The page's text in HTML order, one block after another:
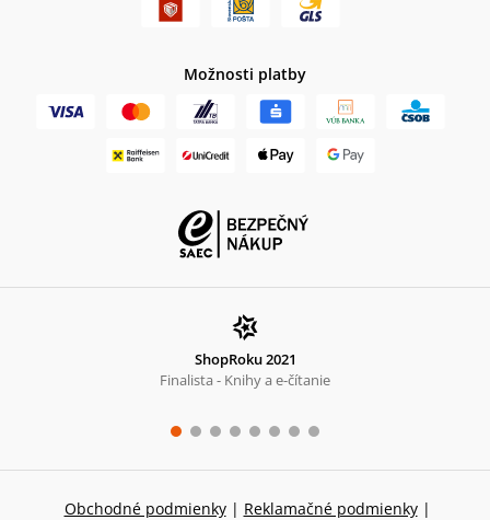
Možnosti platby
ShopRoku 2021
Finalista - Knihy a e-čítanie
Obchodné podmienky | Reklamačné podmienky |